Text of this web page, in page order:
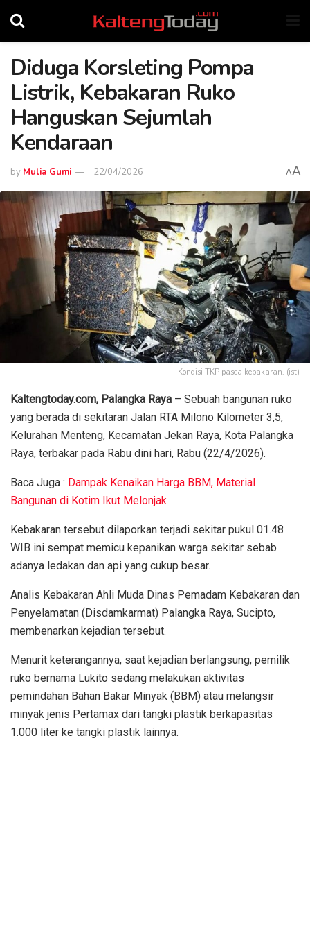
Diduga Korsleting Pompa
Listrik, Kebakaran Ruko
Hanguskan Sejumlah
Kendaraan
by Mulia Gumi 22/04/2026 AA
Kondisi TKP pasca kebakaran. (ist)
Kaltengtoday.com, Palangka Raya – Sebuah bangunan ruko
yang berada di sekitaran Jalan RTA Milono Kilometer 3,5,
Kelurahan Menteng, Kecamatan Jekan Raya, Kota Palangka
Raya, terbakar pada Rabu dini hari, Rabu (22/4/2026).
Baca Juga : Dampak Kenaikan Harga BBM, Material
Bangunan di Kotim Ikut Melonjak
Kebakaran tersebut dilaporkan terjadi sekitar pukul 01.48
WIB ini sempat memicu kepanikan warga sekitar sebab
adanya ledakan dan api yang cukup besar.
Analis Kebakaran Ahli Muda Dinas Pemadam Kebakaran dan
Penyelamatan (Disdamkarmat) Palangka Raya, Sucipto,
membenarkan kejadian tersebut.
Menurit keterangannya, saat kejadian berlangsung, pemilik
ruko bernama Lukito sedang melakukan aktivitas
pemindahan Bahan Bakar Minyak (BBM) atau melangsir
minyak jenis Pertamax dari tangki plastik berkapasitas
1.000 liter ke tangki plastik lainnya.